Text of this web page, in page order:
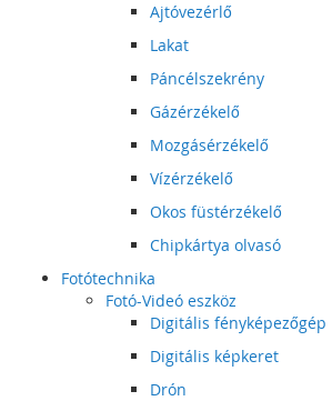
Ajtóvezérlő
Lakat
Páncélszekrény
Gázérzékelő
Mozgásérzékelő
Vízérzékelő
Okos füstérzékelő
Chipkártya olvasó
Fotótechnika
Fotó-Videó eszköz
Digitális fényképezőgép
Digitális képkeret
Drón